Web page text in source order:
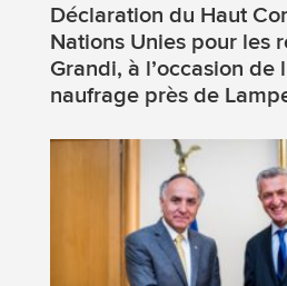
Déclaration du Haut
Nations Unies pour les
Grandi, à l’occasion de
naufrage près de